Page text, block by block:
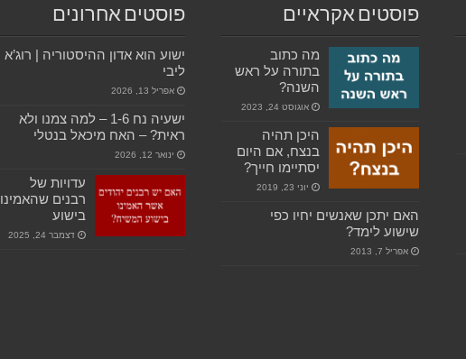
פוסטים אקראיים
מה כתוב
בתורה על ראש
השנה?
אוגוסט 24, 2023
היכן תהיה
בנצח, אם היום
יסתיימו חייך?
יוני 23, 2019
האם יתכן שאנשים יחיו כפי
שישוע לימד?
אפריל 7, 2013
פוסטים אחרונים
ישוע הוא אדון ההיסטוריה | רוג’א
ליבי
אפריל 13, 2026
ישעיה נח 1-6 – למה צמנו ולא
ראית? – האח מיכאל בנטלי
ינואר 12, 2026
עדויות של
רבנים שהאמינו
בישוע
דצמבר 24, 2025